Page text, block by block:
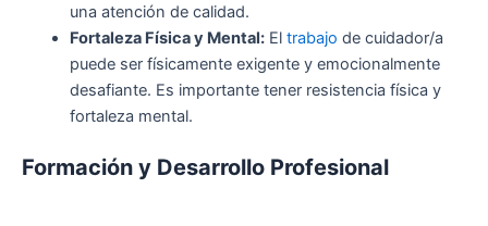
una atención de calidad.
Fortaleza Física y Mental:El trabajo de cuidador/a
puede ser físicamente exigente y emocionalmente
desafiante. Es importante tener resistencia física y
fortaleza mental.
Formación y Desarrollo Profesional